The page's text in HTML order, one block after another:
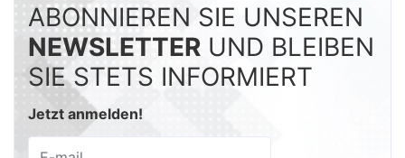
ABONNIEREN SIE UNSEREN
NEWSLETTER UND BLEIBEN
SIE STETS INFORMIERT
Jetzt anmelden!